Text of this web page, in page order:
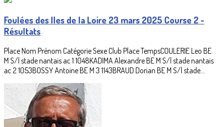
Foulées des Iles de la Loire 23 mars 2025 Course 2 -
Résultats
Place Nom Prénom Catégorie Sexe Club Place TempsCOULERIE Leo BE
M S/l stade nantais ac 1 1048KADIMA Alexandre BE M S/l stade nantais
ac 2 1053BOSSY Antoine BE M 3 1143BRAUD Dorian BE M S/l stade...